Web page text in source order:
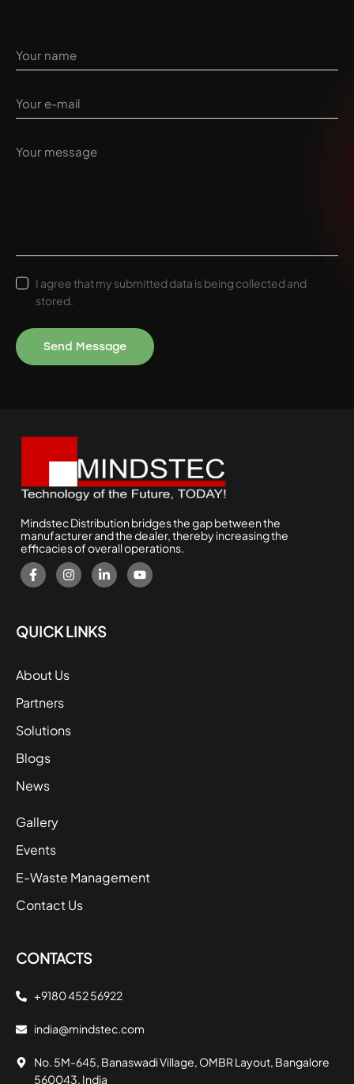
I agree that my submitted data is being collected and
stored.
Send Message
Mindstec Distribution bridges the gap between the
manufacturer and the dealer, thereby increasing the
efficacies of overall operations.
QUICK LINKS
About Us
Partners
Solutions
Blogs
News
Gallery
Events
E-Waste Management
Contact Us
CONTACTS
+9180 452 56922
india@mindstec.com
No. 5M-645, Banaswadi Village, OMBR Layout, Bangalore
560043, India